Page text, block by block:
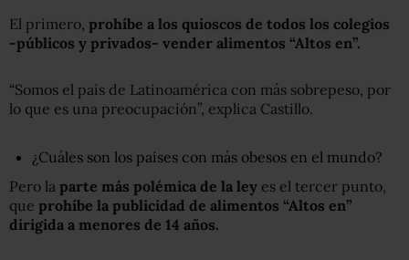
El primero, prohíbe a los quioscos de todos los colegios
-públicos y privados- vender alimentos “Altos en”.
“Somos el país de Latinoamérica con más sobrepeso, por
lo que es una preocupación”, explica Castillo.
¿Cuáles son los países con más obesos en el mundo?
Pero la parte más polémica de la ley es el tercer punto,
que prohíbe la publicidad de alimentos “Altos en”
dirigida a menores de 14 años.